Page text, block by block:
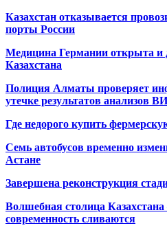
Казахстан отказывается
порты России
Медицина Германии открыта и
Казахстана
Полиция Алматы проверяет
утечке результатов анализов
Где недорого купить
Семь автобусов временно
Астане
Завершена реконструкция
Волшебная столица
современность сливаются